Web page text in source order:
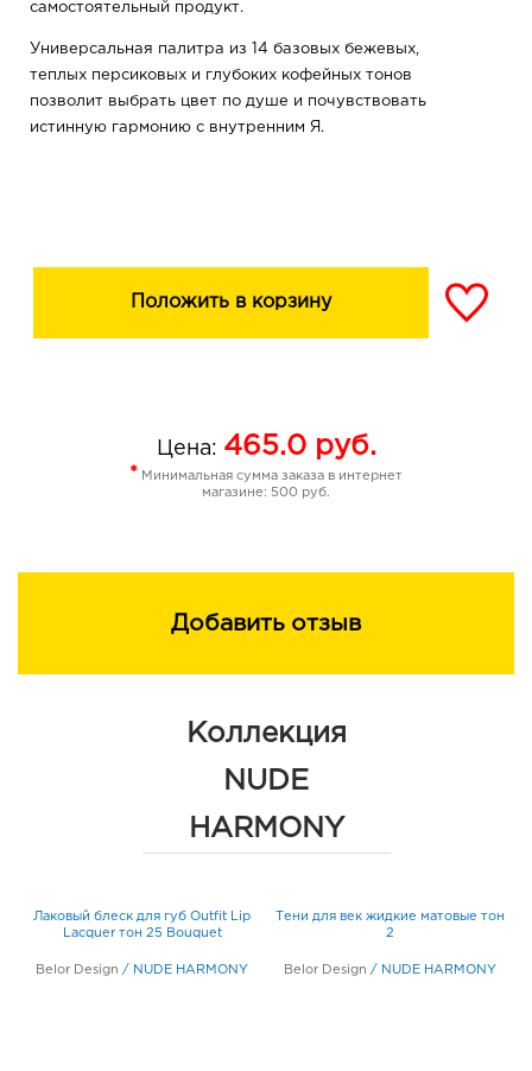
самостоятельный продукт.
Универсальная палитра из 14 базовых бежевых,
теплых персиковых и глубоких кофейных тонов
позволит выбрать цвет по душе и почувствовать
истинную гармонию с внутренним Я.
Положить в корзину
Цена: 465.0руб.
* Минимальная сумма заказа в интернет
магазине: 500 руб.
Добавить отзыв
Коллекция
NUDE
HARMONY
Лаковый блеск для губ Outfit Lip
Lacquer тон 25 Bouquet
Belor Design / NUDE HARMONY
Тени для век жидкие матовые тон
2
Belor Design / NUDE HARMONY